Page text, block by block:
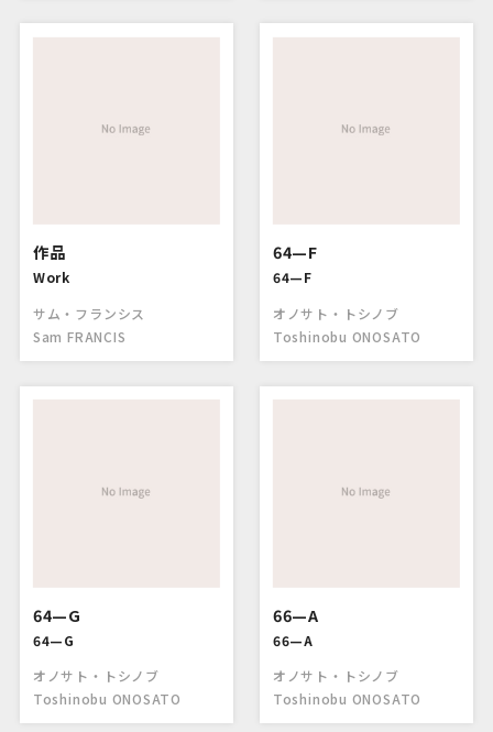
作品
Work
サム・フランシス
Sam FRANCIS
64—F
64—F
オノサト・トシノブ
Toshinobu ONOSATO
64—G
64—G
オノサト・トシノブ
Toshinobu ONOSATO
66—A
66—A
オノサト・トシノブ
Toshinobu ONOSATO